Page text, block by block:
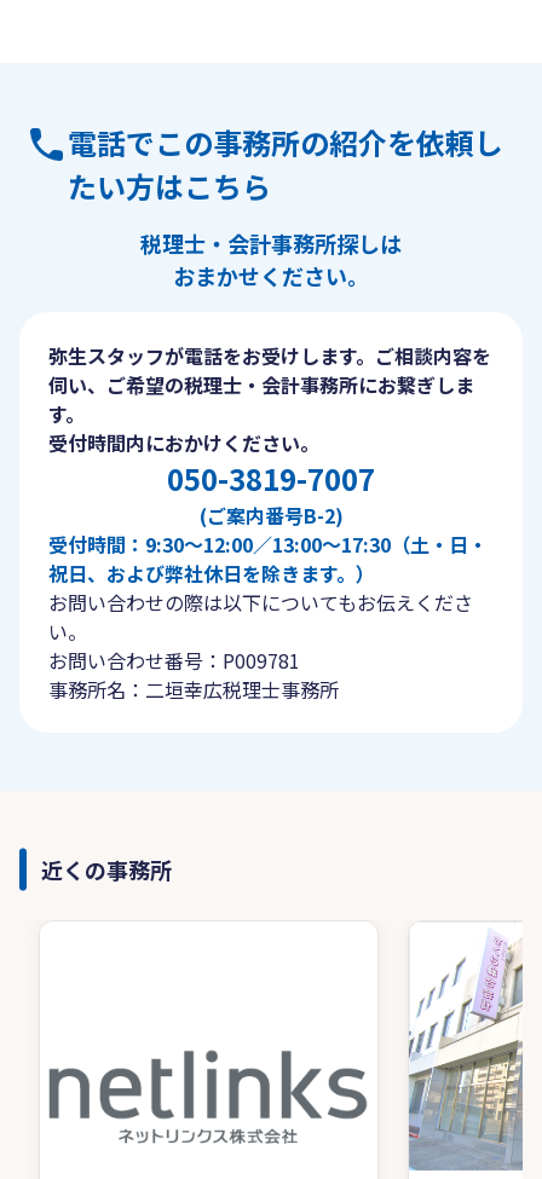
電話でこの事務所の紹介を依頼し
たい方はこちら
税理士・会計事務所探しは
おまかせください。
弥生スタッフが電話をお受けします。ご相談内容を
伺い、ご希望の税理士・会計事務所にお繋ぎしま
す。
受付時間内におかけください。
050-3819-7007
(ご案内番号B-2)
受付時間：9:30〜12:00／13:00〜17:30（土・日・
祝日、および弊社休日を除きます。）
お問い合わせの際は以下についてもお伝えくださ
い。
お問い合わせ番号：P009781
事務所名：二垣幸広税理士事務所
近くの事務所